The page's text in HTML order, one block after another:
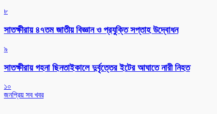
৮
সাতক্ষীরায় ৪৭তম জাতীয় বিজ্ঞান ও প্রযুক্তি সপ্তাহ উদ্বোধন
৯
সাতক্ষীরায় গহনা ছিনতাইকালে দুর্বৃত্তের ইটের আঘাতে নারী নিহত
১০
জনপ্রিয় সব খবর